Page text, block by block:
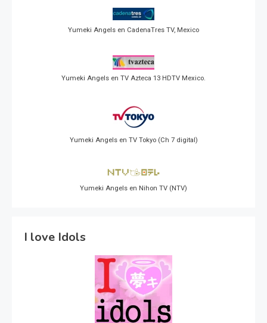
Yumeki Angels en CadenaTres TV, Mexico
Yumeki Angels en TV Azteca 13 HDTV Mexico.
Yumeki Angels en TV Tokyo (Ch 7 digital)
Yumeki Angels en Nihon TV (NTV)
I love Idols